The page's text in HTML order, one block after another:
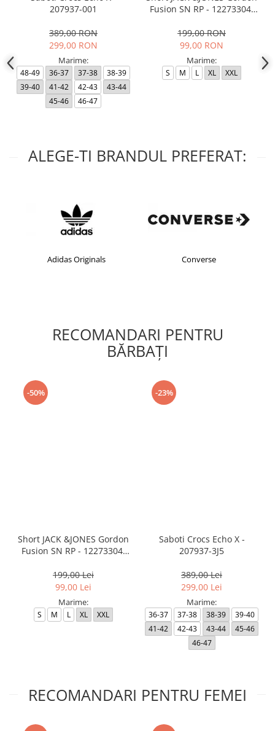
207937-001
389,00 RON
299,00 RON
Marime:
48-49 36-37 37-38
38-39
39-40
41-42 42-43
43-44
45-46
46-47
Fusion SN RP - 12273304-
199,00 RON
99,00 RON
Marime:
S M L XL XXL
ALEGE-TI BRANDUL PREFERAT:
Adidas Originals Converse
RECOMANDARI PENTRU
BĂRBAŢI
-50%
Short JACK &JONES Gordon
Fusion SN RP - 12273304-
199,00 Lei
99,00 Lei
Marime:
S M L XL XXL
-23%
Saboti Crocs Echo X -
207937-3J5
389,00 Lei
299,00 Lei
Marime:
36-37 37-38 38-39
39-40
41-42
42-43 43-44
45-46
46-47
RECOMANDARI PENTRU FEMEI